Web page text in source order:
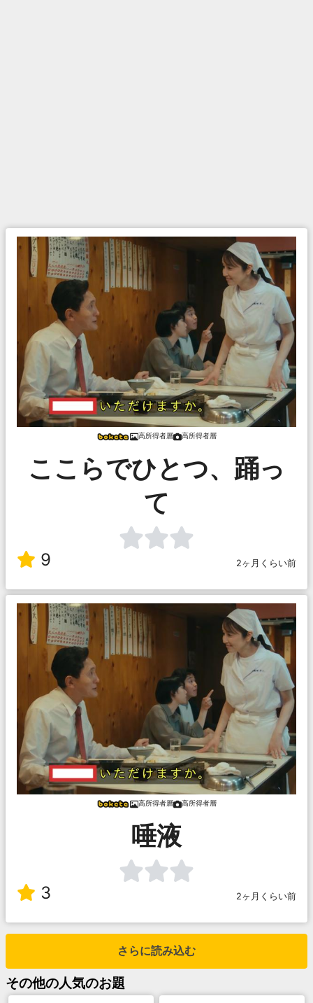
高所得者層 高所得者層
ここらでひとつ、踊っ
て
9 2ヶ月くらい前
高所得者層 高所得者層
唾液
3 2ヶ月くらい前
さらに読み込む
その他の人気のお題